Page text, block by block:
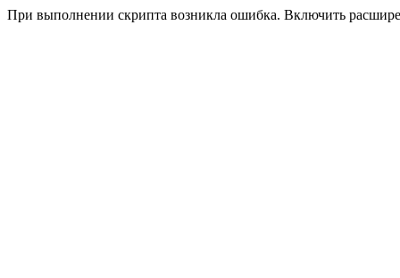
При выполнении скрипта возникла ошибка. Включить